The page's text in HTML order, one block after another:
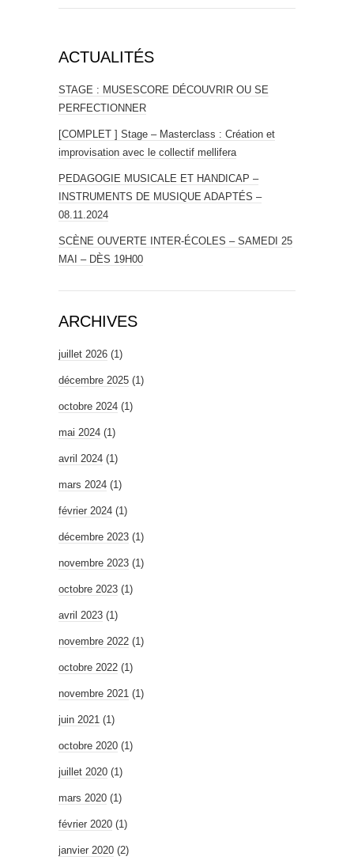
ACTUALITÉS
STAGE : MUSESCORE DÉCOUVRIR OU SE
PERFECTIONNER
[COMPLET ] Stage – Masterclass : Création et
improvisation avec le collectif mellifera
PEDAGOGIE MUSICALE ET HANDICAP –
INSTRUMENTS DE MUSIQUE ADAPTÉS –
08.11.2024
SCÈNE OUVERTE INTER-ÉCOLES – SAMEDI 25
MAI – DÈS 19H00
ARCHIVES
juillet 2026 (1)
décembre 2025 (1)
octobre 2024 (1)
mai 2024 (1)
avril 2024 (1)
mars 2024 (1)
février 2024 (1)
décembre 2023 (1)
novembre 2023 (1)
octobre 2023 (1)
avril 2023 (1)
novembre 2022 (1)
octobre 2022 (1)
novembre 2021 (1)
juin 2021 (1)
octobre 2020 (1)
juillet 2020 (1)
mars 2020 (1)
février 2020 (1)
janvier 2020 (2)